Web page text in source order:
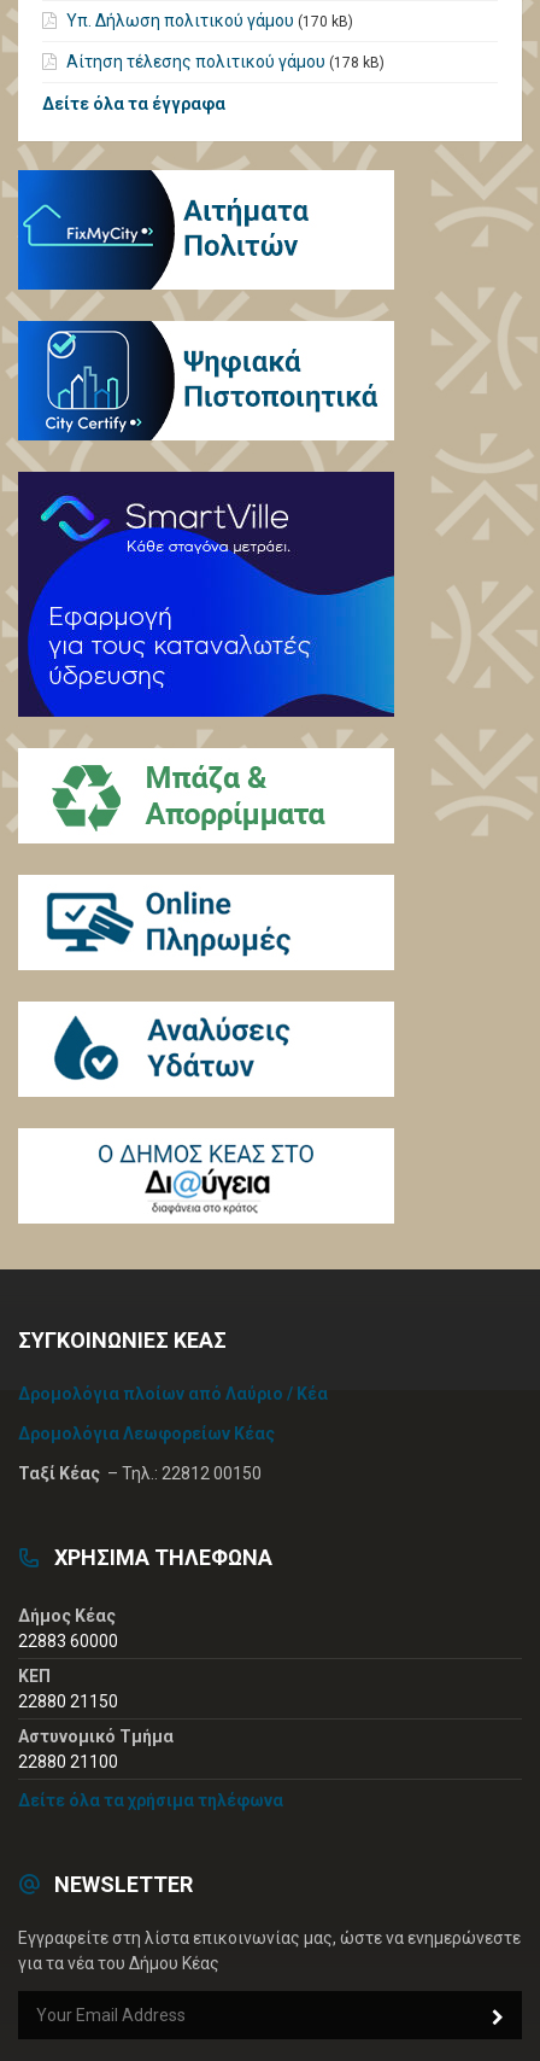
Υπ. Δήλωση πολιτικού γάμου (170 kB)
Αίτηση τέλεσης πολιτικού γάμου (178 kB)
Δείτε όλα τα έγγραφα
ΣΥΓΚΟΙΝΩΝΙΕΣ ΚΕΑΣ
Δρομολόγια πλοίων από Λαύριο / Κέα
Δρομολόγια Λεωφορείων Κέας
Ταξί Κέας – Τηλ.: 22812 00150
ΧΡΗΣΙΜΑ ΤΗΛΕΦΩΝΑ
Δήμος Κέας
22883 60000
ΚΕΠ
22880 21150
Αστυνομικό Τμήμα
22880 21100
Δείτε όλα τα χρήσιμα τηλέφωνα
NEWSLETTER
Εγγραφείτε στη λίστα επικοινωνίας μας, ώστε να ενημερώνεστε
για τα νέα του Δήμου Κέας